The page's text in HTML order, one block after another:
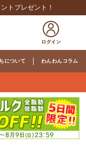
トプレゼント！
について わんわんコラム